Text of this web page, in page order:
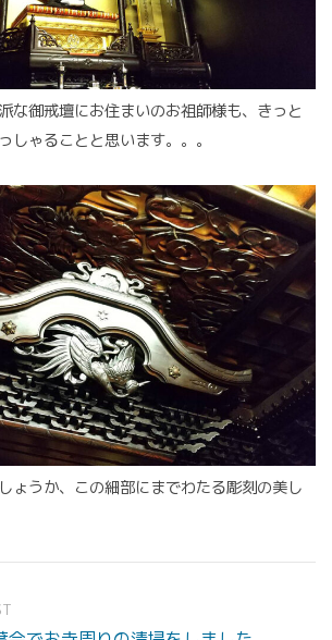
な御戒壇にお住まいのお祖師様も、きっと
しゃることと思います。。。
ょうか、この細部にまでわたる彫刻の美し